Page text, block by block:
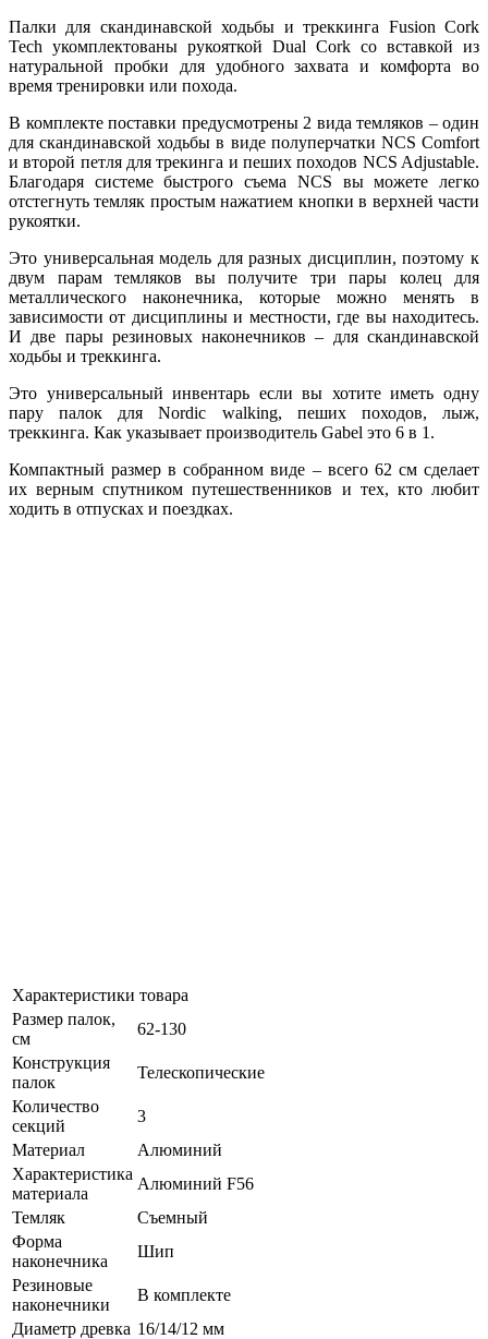
Палки для скандинавской ходьбы и треккинга Fusion Cork
Tech укомплектованы рукояткой Dual Cork со вставкой из
натуральной пробки для удобного захвата и комфорта во
время тренировки или похода.
В комплекте поставки предусмотрены 2 вида темляков – один
для скандинавской ходьбы в виде полуперчатки NCS Comfort
и второй петля для трекинга и пеших походов NCS Adjustable.
Благодаря системе быстрого съема NCS вы можете легко
отстегнуть темляк простым нажатием кнопки в верхней части
рукоятки.
Это универсальная модель для разных дисциплин, поэтому к
двум парам темляков вы получите три пары колец для
металлического наконечника, которые можно менять в
зависимости от дисциплины и местности, где вы находитесь.
И две пары резиновых наконечников – для скандинавской
ходьбы и треккинга.
Это универсальный инвентарь если вы хотите иметь одну
пару палок для Nordic walking, пеших походов, лыж,
треккинга. Как указывает производитель Gabel это 6 в 1.
Компактный размер в собранном виде – всего 62 см сделает
их верным спутником путешественников и тех, кто любит
ходить в отпусках и поездках.
Характеристики товара
Размер палок,
см
62-130
Конструкция
палок
Телескопические
Количество
секций
3
Материал
Алюминий
Характеристика
материала
Алюминий F56
Темляк
Съемный
Форма
наконечника
Шип
Резиновые
наконечники
В комплекте
Диаметр древка 16/14/12 мм